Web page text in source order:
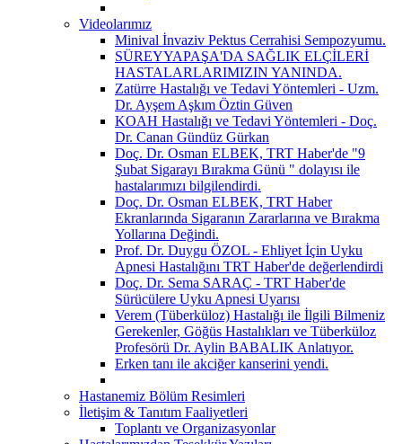
Videolarımız
Minival İnvaziv Pektus Cerrahisi Sempozyumu.
SÜREYYAPAŞA'DA SAĞLIK ELÇİLERİ
HASTALARLARIMIZIN YANINDA.
Zatürre Hastalığı ve Tedavi Yöntemleri - Uzm.
Dr. Ayşem Aşkım Öztin Güven
KOAH Hastalığı ve Tedavi Yöntemleri - Doç.
Dr. Canan Gündüz Gürkan
Doç. Dr. Osman ELBEK, TRT Haber'de "9
Şubat Sigarayı Bırakma Günü " dolayısı ile
hastalarımızı bilgilendirdi.
Doç. Dr. Osman ELBEK, TRT Haber
Ekranlarında Sigaranın Zararlarına ve Bırakma
Yollarına Değindi.
Prof. Dr. Duygu ÖZOL - Ehliyet İçin Uyku
Apnesi Hastalığını TRT Haber'de değerlendirdi
Doç. Dr. Sema SARAÇ - TRT Haber'de
Sürücülere Uyku Apnesi Uyarısı
Verem (Tüberküloz) Hastalığı ile İlgili Bilmeniz
Gerekenler, Göğüs Hastalıkları ve Tüberküloz
Profesörü Dr. Aylin BABALIK Anlatıyor.
Erken tanı ile akciğer kanserini yendi.
Hastanemiz Bölüm Resimleri
İletişim & Tanıtım Faaliyetleri
Toplantı ve Organizasyonlar